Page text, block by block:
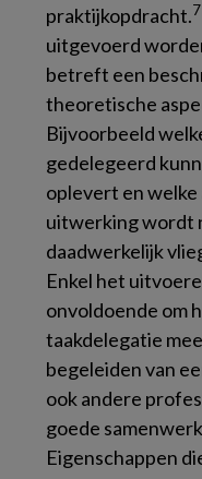
praktijkopdracht.7
uitgevoerd
betreft een
theoretische
Bijvoorbeeld
gedelegeerd
oplevert en welke
uitwerking wordt
daadwerkelijk
Enkel het
onvoldoende om
taakdelegatie
begeleiden van
ook andere
goede
Eigenschappen